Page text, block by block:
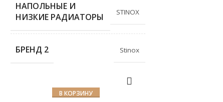
НАПОЛЬНЫЕ И
НИЗКИЕ РАДИАТОРЫ
STINOX
БРЕНД 2 Stinox
В КОРЗИНУ